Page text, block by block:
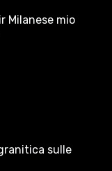
Milanese mio
sulle